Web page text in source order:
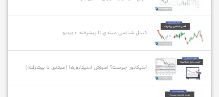
کندل شناسی مبتدی تا پیشرفته +ویدیو
اندیکاتور چیست؟ آموزش اندیکاتورها (مبتدی تا پیشرفته)